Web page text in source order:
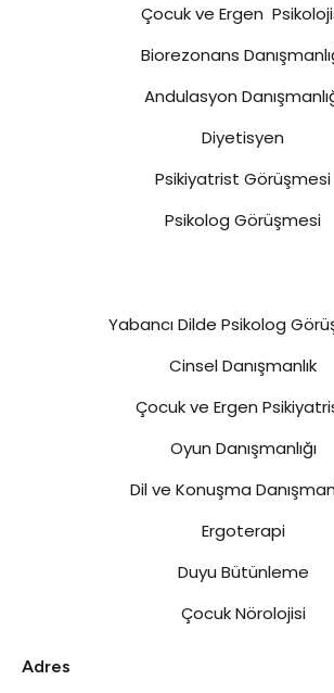
Çocuk ve Ergen
Biorezonans
Andulasyon
Diyetisyen
Psikiyatrist Görüşmesi
Psikolog Görüşmesi
Yabancı Dilde Psikolog
Cinsel Danışmanlık
Çocuk ve Ergen
Oyun Danışmanlığı
Dil ve Konuşma
Ergoterapi
Duyu Bütünleme
Çocuk Nörolojisi
Adres